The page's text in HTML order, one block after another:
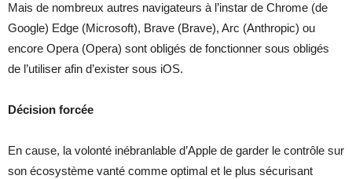
Mais de nombreux autres navigateurs à l’instar de Chrome (de
Google) Edge (Microsoft), Brave (Brave), Arc (Anthropic) ou
encore Opera (Opera) sont obligés de fonctionner sous obligés
de l’utiliser afin d’exister sous iOS.
Décision forcée
En cause, la volonté inébranlable d’Apple de garder le contrôle sur
son écosystème vanté comme optimal et le plus sécurisant